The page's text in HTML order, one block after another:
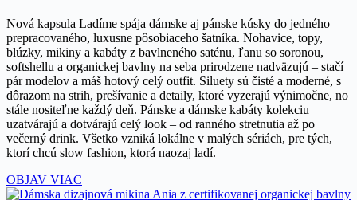
Nová kapsula Ladíme spája dámske aj pánske kúsky do jedného
prepracovaného, luxusne pôsobiaceho šatníka. Nohavice, topy,
blúzky, mikiny a kabáty z bavlneného saténu, ľanu so soronou,
softshellu a organickej bavlny na seba prirodzene nadväzujú – stačí
pár modelov a máš hotový celý outfit. Siluety sú čisté a moderné, s
dôrazom na strih, prešívanie a detaily, ktoré vyzerajú výnimočne, no
stále nositeľne každý deň. Pánske a dámske kabáty kolekciu
uzatvárajú a dotvárajú celý look – od ranného stretnutia až po
večerný drink. Všetko vzniká lokálne v malých sériách, pre tých,
ktorí chcú slow fashion, ktorá naozaj ladí.
OBJAV VIAC